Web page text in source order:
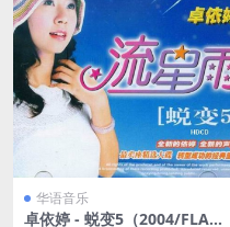
华语音乐
卓依婷 - 蜕变5（2004/FLAC/